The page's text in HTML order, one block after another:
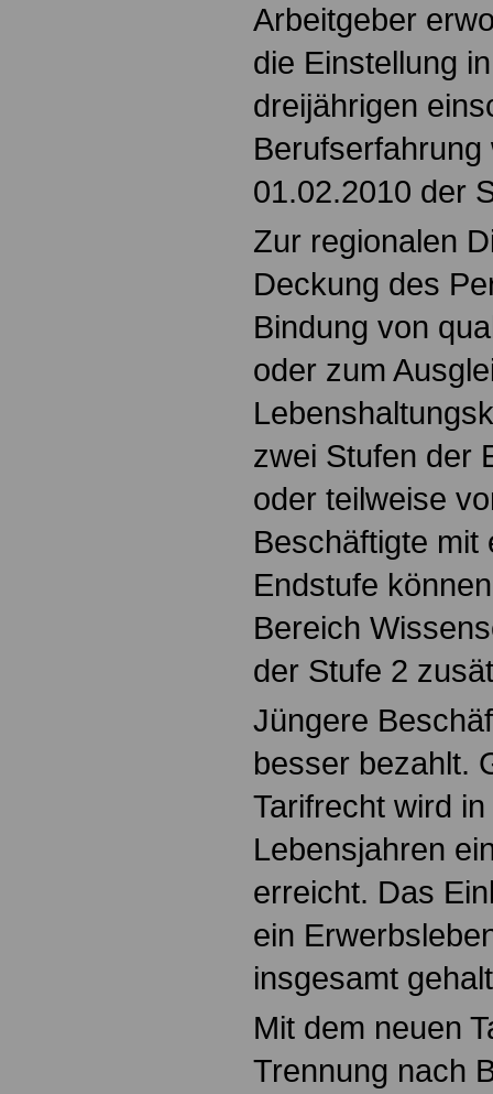
Arbeitgeber
die Einstellung
dreijährigen
01.02.2010 der
Zur regionalen
Deckung des
Bindung von
oder zum
zwei Stufen der
oder teilweise
Beschäftigte mit
Endstufe
Bereich
der Stufe 2
Jüngere
besser bezahlt.
Tarifrecht wird
Lebensjahren
erreicht. Das
ein
insgesamt
Mit dem neuen
Trennung nach